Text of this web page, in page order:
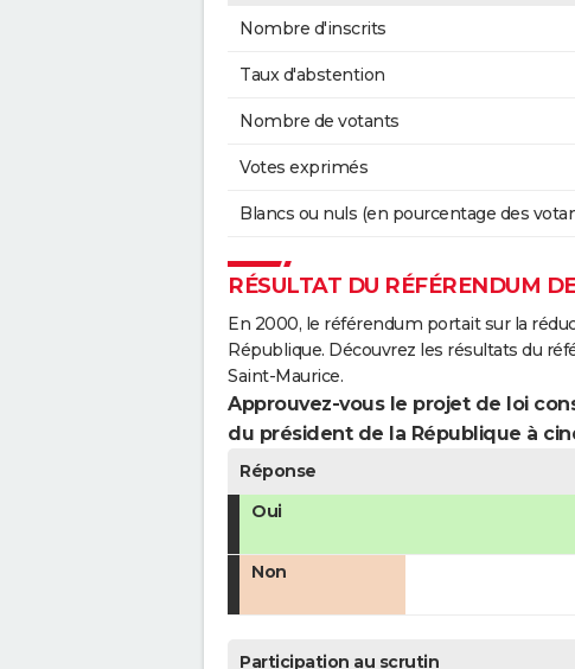
Nombre d'inscrits
Taux d'abstention
Nombre de votants
Votes exprimés
Blancs ou nuls (en pourcentage des
RÉSULTAT DU RÉFÉRENDUM
En 2000, le référendum portait sur la
République. Découvrez les résultats du
Saint-Maurice.
Approuvez-vous le projet de loi
du président de la République à
Réponse
Oui
Non
Participation au scrutin